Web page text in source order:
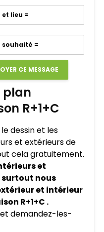
plan
R+1+C
dessin et les
et extérieurs de
cela gratuitement.
et
nous
et intérieur
R+1+C .
demandez-les-